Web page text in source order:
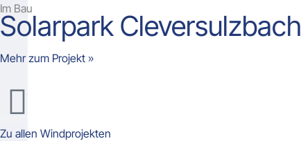
Im Bau
Solarpark Cleversulzbach
Mehr zum Projekt »
Zu allen Windprojekten